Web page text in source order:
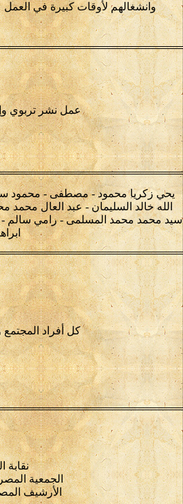
وانشغالهم لأوقات كبيرة في
عمل نشر تربوي
يحي زكريا محمود - مصطفى - محمود
الله خالد السليمان - عبد العال
سيد محمد محمد المسلمى - رامي سالم -
كل أفراد
نقابة
الجمعية
الأرشيف